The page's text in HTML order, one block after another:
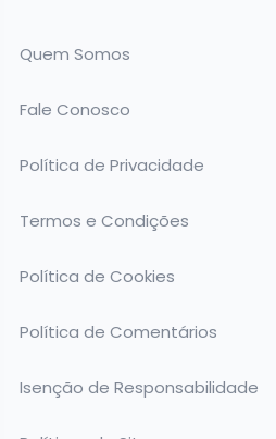
Quem Somos
Fale Conosco
Política de Privacidade
Termos e Condições
Política de Cookies
Política de Comentários
Isenção de Responsabilidade